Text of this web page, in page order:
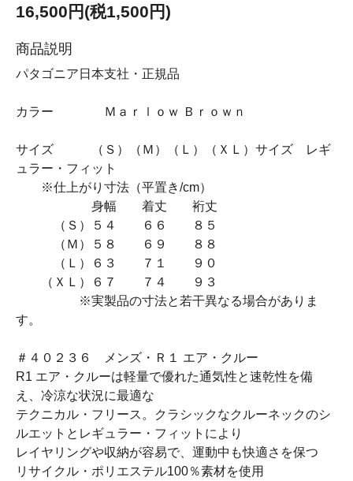
16,500円(税1,500円)
商品説明
パタゴニア日本支社・正規品
カラー Ｍａｒｌｏｗ Ｂｒｏｗｎ
サイズ （Ｓ）（Ｍ）（Ｌ）（ＸＬ）サイズ レギ
ュラー・フィット
※仕上がり寸法（平置き/cm）
身幅 着丈 裄丈
（Ｓ）５４ ６６ ８５
（Ｍ）５８ ６９ ８８
（Ｌ）６３ ７１ ９０
（ＸＬ）６７ ７４ ９３
※実製品の寸法と若干異なる場合がありま
す。
＃４０２３６ メンズ・Ｒ１ エア・クルー
R1 エア・クルーは軽量で優れた通気性と速乾性を備
え、冷涼な状況に最適な
テクニカル・フリース。クラシックなクルーネックのシ
ルエットとレギュラー・フィットにより
レイヤリングや収納が容易で、運動中も快適さを保つ
リサイクル・ポリエステル100％素材を使用